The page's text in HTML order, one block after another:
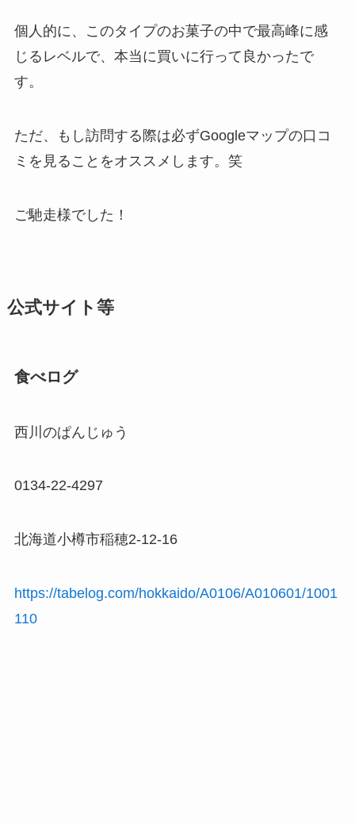
個人的に、このタイプのお菓子の中で最高峰に感
じるレベルで、本当に買いに行って良かったで
す。
ただ、もし訪問する際は必ずGoogleマップの口コ
ミを見ることをオススメします。笑
ご馳走様でした！
公式サイト等
食べログ
西川のぱんじゅう
0134-22-4297
北海道小樽市稲穂2-12-16
https://tabelog.com/hokkaido/A0106/A010601/1001
110